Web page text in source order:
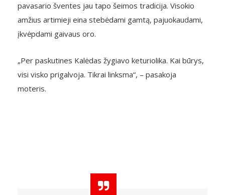
pavasario šventes jau tapo šeimos tradicija. Visokio
amžius artimieji eina stebėdami gamtą, pajuokaudami,
įkvėpdami gaivaus oro.
„Per paskutines Kalėdas žygiavo keturiolika. Kai būrys,
visi visko prigalvoja. Tikrai linksma“, – pasakoja
moteris.